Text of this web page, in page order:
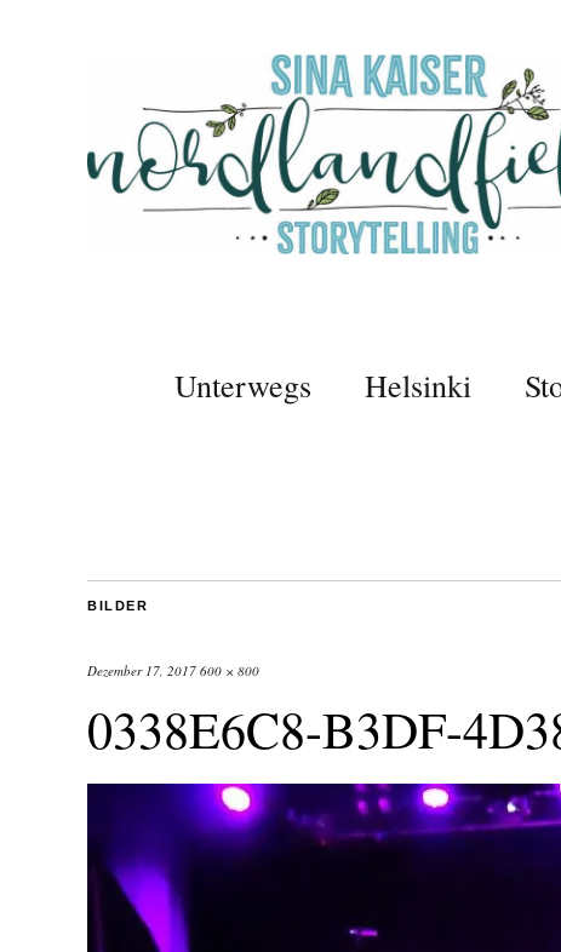
Unterwegs Helsinki
BILDER
Dezember 17, 2017 600 × 800
0338E6C8-B3DF-